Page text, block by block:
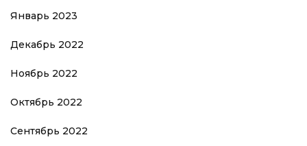
Январь 2023
Декабрь 2022
Ноябрь 2022
Октябрь 2022
Сентябрь 2022